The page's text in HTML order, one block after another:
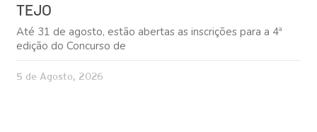
TEJO
Até 31 de agosto, estão abertas as inscrições para a 4ª
edição do Concurso de
5 de Agosto, 2026